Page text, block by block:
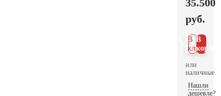
35.500
руб.
В
В 1
клик
или
наличные.
Нашли
дешевле?